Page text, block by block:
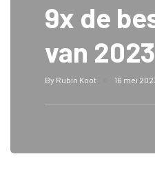
9x de
van 2023
By Rubin Koot 16 mei